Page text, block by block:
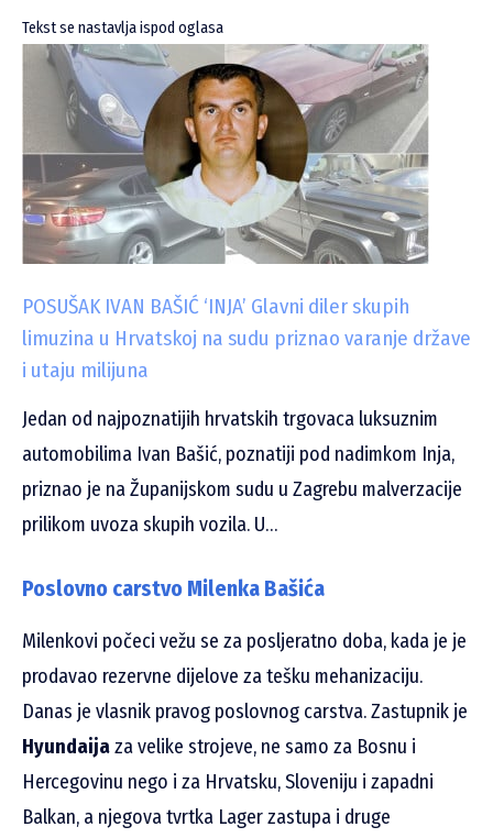
Tekst se nastavlja ispod oglasa
POSUŠAK IVAN BAŠIĆ ‘INJA’ Glavni diler skupih
limuzina u Hrvatskoj na sudu priznao varanje države
i utaju milijuna
Jedan od najpoznatijih hrvatskih trgovaca luksuznim
automobilima Ivan Bašić, poznatiji pod nadimkom Inja,
priznao je na Županijskom sudu u Zagrebu malverzacije
prilikom uvoza skupih vozila. U…
Poslovno carstvo Milenka Bašića
Milenkovi počeci vežu se za posljeratno doba, kada je je
prodavao rezervne dijelove za tešku mehanizaciju.
Danas je vlasnik pravog poslovnog carstva. Zastupnik je
Hyundaijaza velike strojeve, ne samo za Bosnu i
Hercegovinu nego i za Hrvatsku, Sloveniju i zapadni
Balkan, a njegova tvrtka Lager zastupa i druge